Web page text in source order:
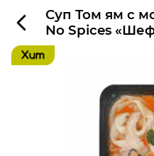
Суп Том ям с
No Spices